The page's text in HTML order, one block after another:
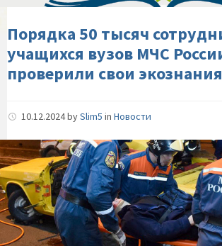
МЧС-
России-
проверили-
свои-
экознания
Порядка 50 тысяч
учащихся вузов МЧС
проверили свои экознания
10.12.2024bySlim5 in Новости
МЧС-
России:-
в-
тоннеле-
дамбы-